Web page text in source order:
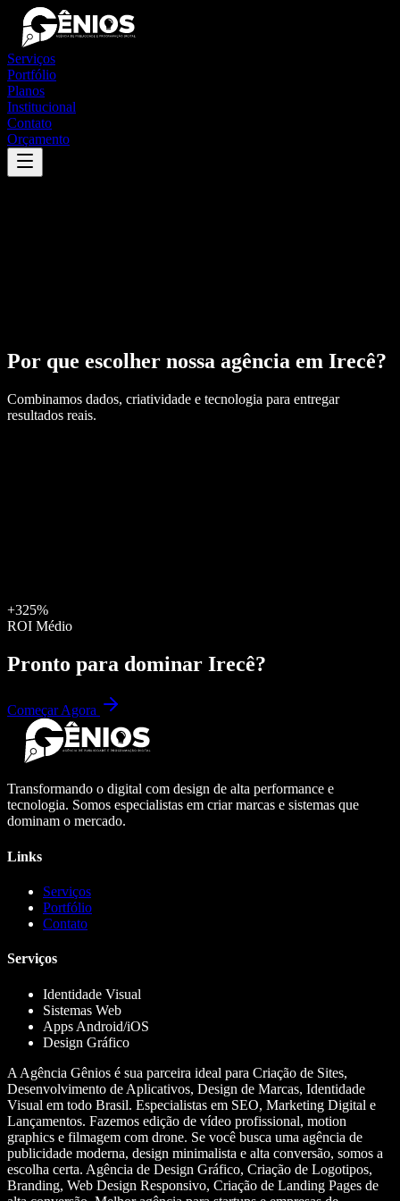
Serviços
Portfólio
Planos
Institucional
Contato
Orçamento
Por que escolher nossa agência em Irecê?
Combinamos dados, criatividade e tecnologia para entregar
resultados reais.
+325%
ROI Médio
Pronto para dominar Irecê?
Começar Agora
Transformando o digital com design de alta performance e
tecnologia. Somos especialistas em criar marcas e sistemas que
dominam o mercado.
Links
Serviços
Portfólio
Contato
Serviços
Identidade Visual
Sistemas Web
Apps Android/iOS
Design Gráfico
A Agência Gênios é sua parceira ideal para Criação de Sites,
Desenvolvimento de Aplicativos, Design de Marcas, Identidade
Visual em todo Brasil. Especialistas em SEO, Marketing Digital e
Lançamentos. Fazemos edição de vídeo profissional, motion
graphics e filmagem com drone. Se você busca uma agência de
publicidade moderna, design minimalista e alta conversão, somos a
escolha certa. Agência de Design Gráfico, Criação de Logotipos,
Branding, Web Design Responsivo, Criação de Landing Pages de